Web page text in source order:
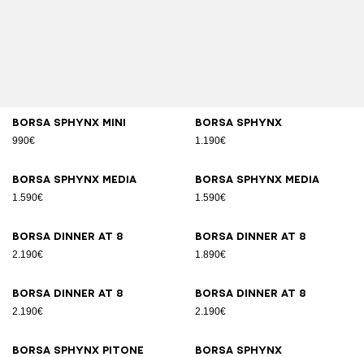
Borsa SPHYNX Mini
990€
Borsa SPHYNX
1.190€
Borsa SPHYNX Media
1.590€
Borsa SPHYNX Media
1.590€
Borsa DINNER AT 8
2.190€
Borsa DINNER AT 8
1.890€
Borsa DINNER AT 8
2.190€
Borsa DINNER AT 8
2.190€
Borsa SPHYNX pitone Borsa SPHYNX